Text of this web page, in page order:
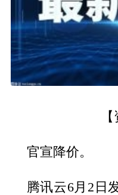
官宣降价。
腾讯云6月2日